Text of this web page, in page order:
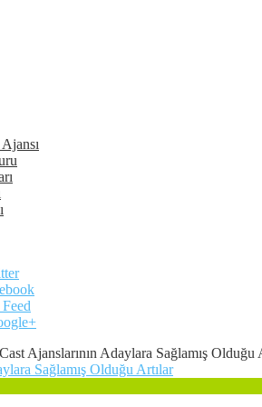
Cast Ajanslarının Adaylara Sağlamış Olduğu